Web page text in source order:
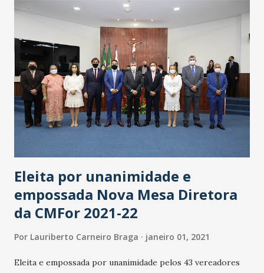
100 primeiros dias na Prefeitura Municipal de Fortaleza
(PMF), Sarto elencou três prioridades: Saúde - Vacina
contra Covid-19 rápida e segura. Recuperação Econômica.
Volta às aulas presenciais nas escolas municipais com
segurança. José Sarto e o vice-prefeito e superintendente
do Instituto de Planejamento de Fortaleza (Iplanfor), Élcio
Batista (PSB) foram empossados na tarde desta sexta-feira
(1) na CMFor.. Durante o discurso, Sarto reafirmou
Eleita por unanimidade e
empossada Nova Mesa Diretora
da CMFor 2021-22
Por Lauriberto Carneiro Braga janeiro 01, 2021
Eleita e empossada por unanimidade pelos 43 vereadores